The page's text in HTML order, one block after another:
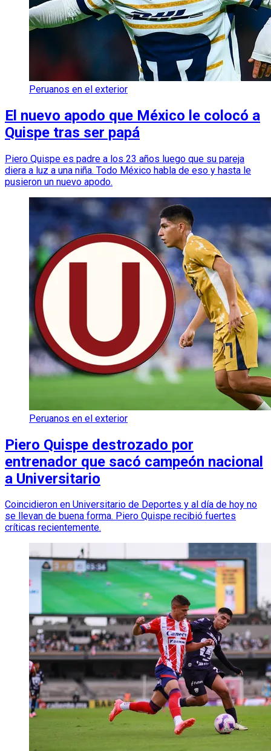
Peruanos en el exterior
El nuevo apodo que México le colocó a
Quispe tras ser papá
Piero Quispe es padre a los 23 años luego que su pareja
diera a luz a una niña. Todo México habla de eso y hasta le
pusieron un nuevo apodo.
Peruanos en el exterior
Piero Quispe destrozado por
entrenador que sacó campeón nacional
a Universitario
Coincidieron en Universitario de Deportes y al día de hoy no
se llevan de buena forma. Piero Quispe recibió fuertes
críticas recientemente.